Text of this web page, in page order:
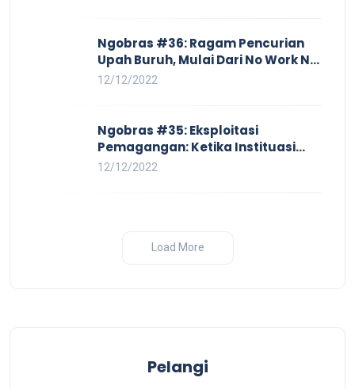
Ngobras #36: Ragam Pencurian
Upah Buruh, Mulai Dari No Work No
Pay Hingga Skorsing
12/12/2022
Ngobras #35: Eksploitasi
Pemagangan: Ketika Instituasi
Pendidikan Tunduk pada Hilir
12/12/2022
Load More
Pelangi